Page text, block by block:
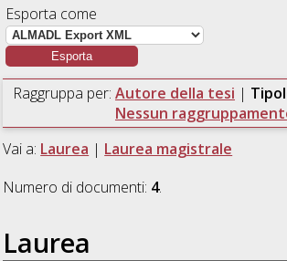
Esporta come
Raggruppa per: Autore della tesi |
Nessun
Vai a: Laurea | Laurea magistrale
Numero di documenti: 4.
Laurea